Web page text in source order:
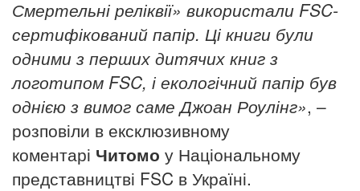
Смертельні реліквії» використали FSC-
сертифікований папір. Ці книги були
одними з перших дитячих книг з
логотипом FSC, і екологічний папір був
однією з вимог саме Джоан Роулінг», –
розповіли в ексклюзивному
коментарі Читомо у Національному
представництві FSC в Україні.